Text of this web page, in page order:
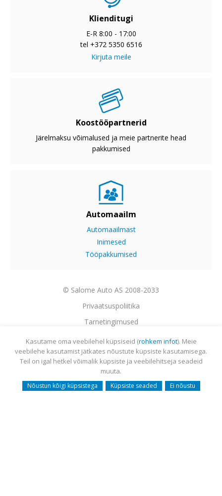
Klienditugi
E-R 8:00 - 17:00
tel +372 5350 6516
Kirjuta meile
Koostööpartnerid
Järelmaksu võimalused ja meie partnerite head
pakkumised
Automaailm
Automaailmast
Inimesed
Tööpakkumised
© Salome Auto AS 2008-2033
Privaatsuspoliitika
Tarnetingimused
Garantii
Utiliseerimine
Sisukaart
Webmail
Kasutame oma veebilehel küpsiseid (rohkem infot). Meie
veebilehe kasutamist jätkates nõustute küpsiste kasutamisega.
Teil on igal hetkel võimalik küpsiste ja veebilehitseja seadeid
muuta.
Nõustun kõigi küpsistega Küpsiste seaded Ei nõustu